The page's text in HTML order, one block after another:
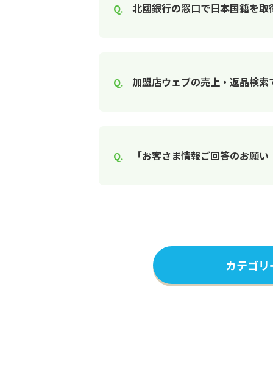
北國銀行の窓口で日本国籍を
加盟店ウェブの売上・返品検
「お客さま情報ご回答のお願
カテゴ